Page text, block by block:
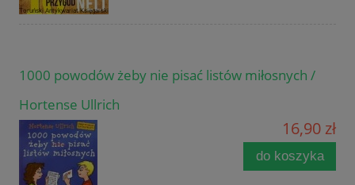
1000 powodów żeby nie pisać listów miłosnych /
Hortense Ullrich
16,90 zł
do koszyka